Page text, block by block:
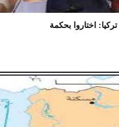
اختاروا بحكمة